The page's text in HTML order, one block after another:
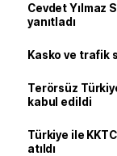
Cevdet Yılmaz
yanıtladı
Kasko ve trafik
Terörsüz
kabul edildi
Türkiye ile
atıldı